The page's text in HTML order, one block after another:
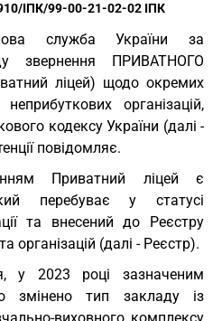
ІПК/99-00-21-02-02 ІПК
служба України за
звернення ПРИВАТНОГО
ліцей) щодо окремих
організацій,
кодексу України (далі -
повідомляє.
Приватний ліцей є
перебуває у статусі
та внесений до Реєстру
організацій (далі - Реєстр).
у 2023 році зазначеним
змінено тип закладу із